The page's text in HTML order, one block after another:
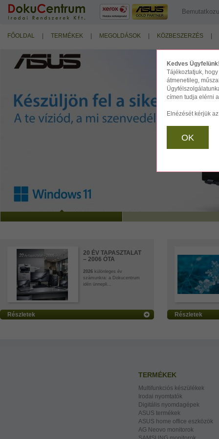
Kedves
Tájékoztatjuk,
átmenetileg,
címen tudja elérni
Elnézését kérjük
OK
FŐOLDAL TERMÉKEK MEGOLDÁSOK KÖZBESZERZÉS
20 ÉV TAPASZTALAT
– 2006 ÓTA
2026 különleges év
számunkra: a Dokucentrum
idén ünnepli...
Részletek Részletek
TERMÉKEK
Multifunkciós készülékek
Irodai nyomtatók
Digitális nyomdagépek
ASUS termékek
ASUS home office eszközök
AG Neovo monitorok